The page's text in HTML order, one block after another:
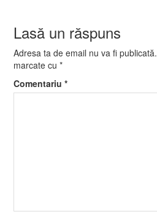
Lasă un răspuns
Adresa ta de email nu va fi publicată.
marcate cu*
Comentariu*